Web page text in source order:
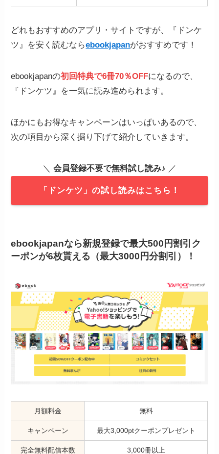
どれもおすすめのアプリ・サイトですが、『ドンケ
ツ』を安く読むならebookjapanがおすすめです！
ebookjapanの初回特典で6冊70％OFFになるので、
『ドンケツ』を一気に読み進められます。
ほかにもお得なキャンペーンはいっぱいあるので、
次の項目から深く掘り下げて紹介していきます。
＼ 会員登録不要で無料試し読み♪ ／
「ドンケツ」の試し読みはこちら！
ebookjapanなら新規登録で最大500円割引ク
ーポンが6枚貰える（最大3000円分割引）！
月額料金 無料
キャンペーン 最大3,000ptクーポンプレゼント
完全無料配信本数 3,000冊以上